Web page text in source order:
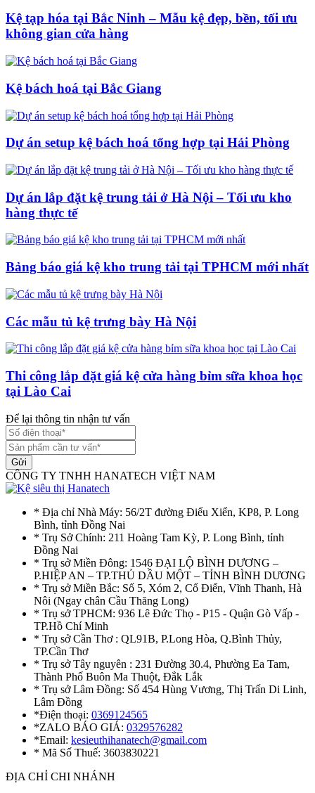
Kệ tạp hóa tại Bắc Ninh – Mẫu kệ đẹp, bền, tối ưu
không gian cửa hàng
Kệ bách hoá tại Bắc Giang
Dự án setup kệ bách hoá tổng hợp tại Hải Phòng
Dự án lắp đặt kệ trung tải ở Hà Nội – Tối ưu kho
hàng thực tế
Bảng báo giá kệ kho trung tải tại TPHCM mới nhất
Các mẫu tủ kệ trưng bày Hà Nội
Thi công lắp đặt giá kệ cửa hàng bỉm sữa khoa học
tại Lào Cai
Để lại thông tin nhận tư vấn
Gửi
CÔNG TY TNHH HANATECH VIỆT NAM
* Địa chỉ Nhà Máy: 56/2T đường Điểu Xiển, KP8, P. Long
Bình, tỉnh Đồng Nai
* Trụ Sở Chính: 211 Hoàng Tam Kỳ, P. Long Bình, tỉnh
Đồng Nai
* Trụ sở Miền Đông: 1546 ĐẠI LỘ BÌNH DƯƠNG –
P.HIỆP AN – TP.THỦ DẦU MỘT – TỈNH BÌNH DƯƠNG
* Trụ sở Miền Bắc: Số 5, Xóm 2, Cổ Điển, Vĩnh Thanh, Hà
Nôi (Ngay chân Cầu Thăng Long)
* Trụ sở TPHCM: 936 Lê Đức Thọ - P15 - Quận Gò Vấp -
TP.Hồ Chí Minh
* Trụ sở Cần Thơ : QL91B, P.Long Hòa, Q.Bình Thủy,
TP.Cần Thơ
* Trụ sở Tây nguyên : 231 Đường 30.4, Phường Ea Tam,
Thành Phố Buôn Ma Thuột, Đắk Lắk
* Trụ sở Lâm Đồng: Số 454 Hùng Vương, Thị Trấn Di Linh,
Lâm Đồng
*Điện thoại: 0369124565
*ZALO BÁO GIÁ: 0329576282
*Email: kesieuthihanatech@gmail.com
* Mã Số Thuế: 3603830221
ĐỊA CHỈ CHI NHÁNH